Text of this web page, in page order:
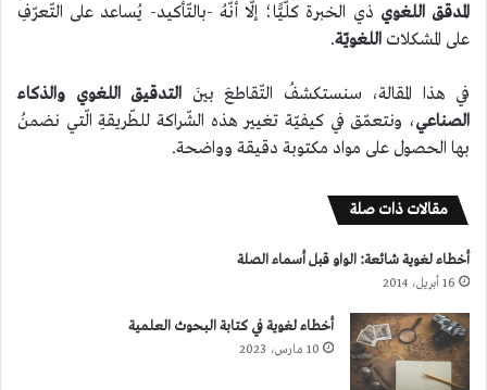
المدقق اللغوي ذي الخبرة كلّيًّا؛ إلّا أنّهُ -بالتّأكيد- يُساعد على التّعرّفِ
على المشكلات اللغويّة.
في هذا المقالة، سنستكشفُ التّقاطعَ بينَ التدقيق اللغوي والذكاء
الصناعي، ونتعمّق في كيفيّة تغيير هذه الشّراكة للطّريقةِ الّتي نضمنُ
بها الحصول على مواد مكتوبة دقيقة وواضحة.
مقالات ذات صلة
أخطاء لغوية شائعة: الواو قبل أسماء الصلة
16 أبريل، 2014
أخطاء لغوية في كتابة البحوث العلمية
10 مارس، 2023